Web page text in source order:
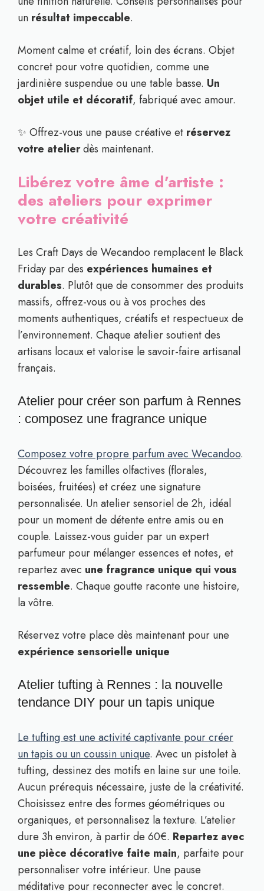
un résultat impeccable.
Moment calme et créatif, loin des écrans. Objet
concret pour votre quotidien, comme une
jardinière suspendue ou une table basse. Un
objet utile et décoratif, fabriqué avec amour.
✨ Offrez-vous une pause créative et réservez
votre atelierdès maintenant.
Libérez votre âme d’artiste :
des ateliers pour exprimer
votre créativité
Les Craft Days de Wecandoo remplacent le Black
Friday par des expériences humaines et
durables. Plutôt que de consommer des produits
massifs, offrez-vous ou à vos proches des
moments authentiques, créatifs et respectueux de
l’environnement. Chaque atelier soutient des
artisans locaux et valorise le savoir-faire artisanal
français.
Atelier pour créer son parfum à Rennes
: composez une fragrance unique
Composez votre propre parfum avec Wecandoo.
Découvrez les familles olfactives (florales,
boisées, fruitées) et créez une signature
personnalisée. Un atelier sensoriel de 2h, idéal
pour un moment de détente entre amis ou en
couple. Laissez-vous guider par un expert
parfumeur pour mélanger essences et notes, et
repartez avec une fragrance unique qui vous
ressemble. Chaque goutte raconte une histoire,
la vôtre.
Réservez votre place dès maintenant pour une
expérience sensorielle unique
Atelier tufting à Rennes : la nouvelle
tendance DIY pour un tapis unique
Le tufting est une activité captivante pour créer
un tapis ou un coussin unique. Avec un pistolet à
tufting, dessinez des motifs en laine sur une toile.
Aucun prérequis nécessaire, juste de la créativité.
Choisissez entre des formes géométriques ou
organiques, et personnalisez la texture. L’atelier
dure 3h environ, à partir de 60€. Repartez avec
une pièce décorative faite main, parfaite pour
personnaliser votre intérieur. Une pause
méditative pour reconnecter avec le concret.